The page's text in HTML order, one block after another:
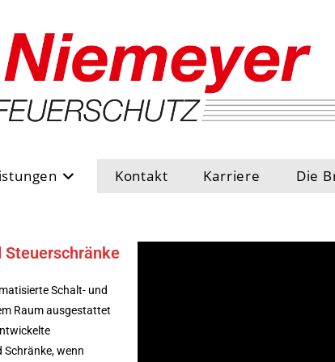
Kontakt Karriere Die
Schalt- und
Raum ausgestattet
wenn